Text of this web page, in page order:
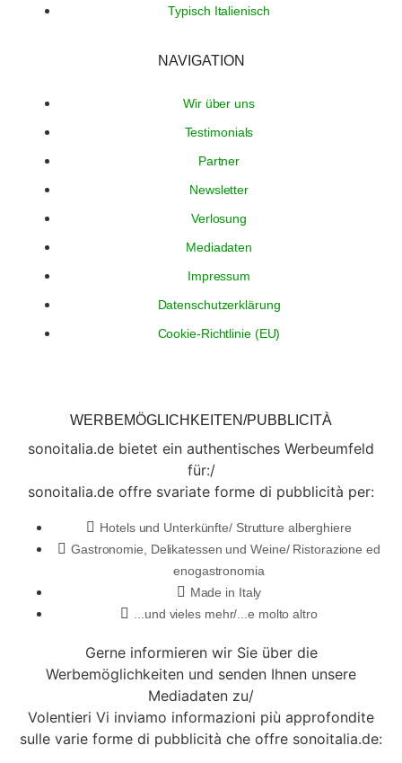
Typisch Italienisch
NAVIGATION
Wir über uns
Testimonials
Partner
Newsletter
Verlosung
Mediadaten
Impressum
Datenschutzerklärung
Cookie-Richtlinie (EU)
WERBEMÖGLICHKEITEN/PUBBLICITÀ
sonoitalia.de bietet ein authentisches Werbeumfeld
für:/
sonoitalia.de offre svariate forme di pubblicità per:
Hotels und Unterkünfte/ Strutture alberghiere
Gastronomie, Delikatessen und Weine/ Ristorazione ed
enogastronomia
Made in Italy
...und vieles mehr/...e molto altro
Gerne informieren wir Sie über die
Werbemöglichkeiten und senden Ihnen unsere
Mediadaten zu/
Volentieri Vi inviamo informazioni più approfondite
sulle varie forme di pubblicità che offre sonoitalia.de: